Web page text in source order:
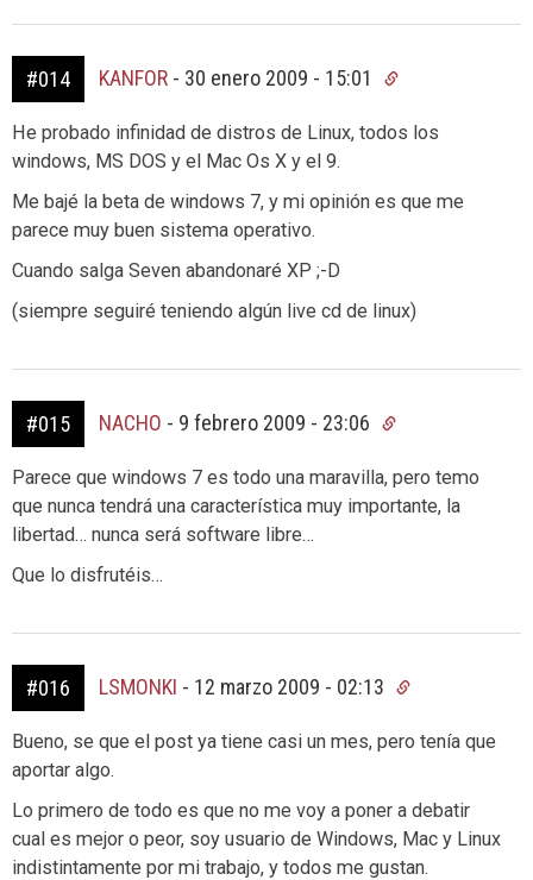
#014 KANFOR - 30 enero 2009 - 15:01
He probado infinidad de distros de Linux, todos los
windows, MS DOS y el Mac Os X y el 9.
Me bajé la beta de windows 7, y mi opinión es que me
parece muy buen sistema operativo.
Cuando salga Seven abandonaré XP ;-D
(siempre seguiré teniendo algún live cd de linux)
#015 NACHO - 9 febrero 2009 - 23:06
Parece que windows 7 es todo una maravilla, pero temo
que nunca tendrá una característica muy importante, la
libertad… nunca será software libre…
Que lo disfrutéis…
#016 LSMONKI - 12 marzo 2009 - 02:13
Bueno, se que el post ya tiene casi un mes, pero tenía que
aportar algo.
Lo primero de todo es que no me voy a poner a debatir
cual es mejor o peor, soy usuario de Windows, Mac y Linux
indistintamente por mi trabajo, y todos me gustan.